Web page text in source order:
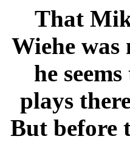
That
Wiehe
he
plays
But before